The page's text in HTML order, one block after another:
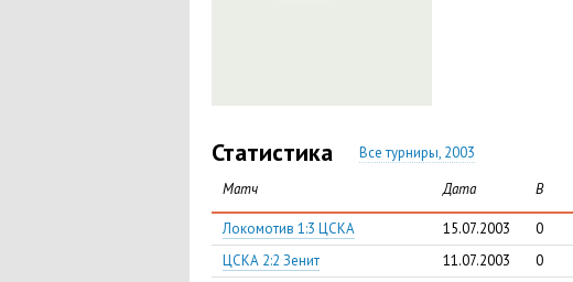
Статистика
Все турниры, 2003
Матч
Дата В
Локомотив 1:3 ЦСКА 15.07.2003 0
ЦСКА 2:2 Зенит
11.07.2003 0